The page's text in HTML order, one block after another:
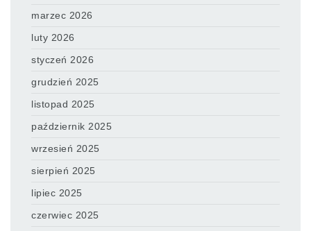
marzec 2026
luty 2026
styczeń 2026
grudzień 2025
listopad 2025
październik 2025
wrzesień 2025
sierpień 2025
lipiec 2025
czerwiec 2025